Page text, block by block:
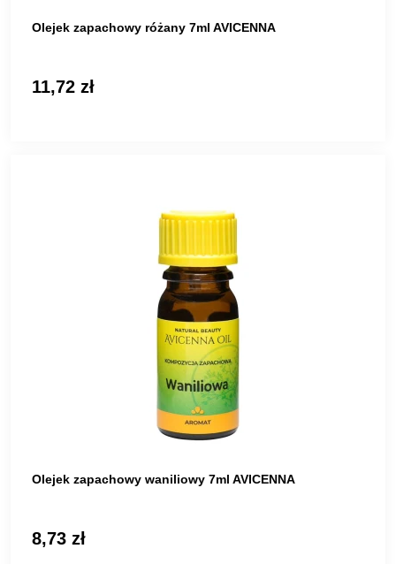
Olejek zapachowy różany 7ml AVICENNA
11,72 zł
Olejek zapachowy waniliowy 7ml AVICENNA
8,73 zł